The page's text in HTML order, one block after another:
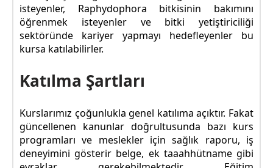
isteyenler, Raphydophora bitkisinin bakımını
öğrenmek isteyenler ve bitki yetiştiriciliği
sektöründe kariyer yapmayı hedefleyenler bu
kursa katılabilirler.
Katılma Şartları
Kurslarımız çoğunlukla genel katılıma açıktır. Fakat
güncellenen kanunlar doğrultusunda bazı kurs
programları ve meslekler için sağlık raporu, iş
deneyimini gösterir belge, ek taaahhütname gibi